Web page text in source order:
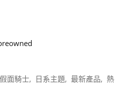
假面騎士, 日系主題, 最新產品, 熱